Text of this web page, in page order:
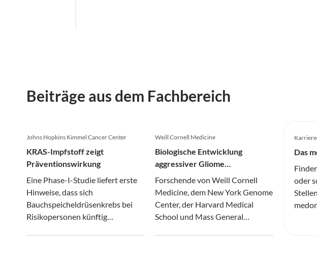
Beiträge aus dem Fachbereich
Johns Hopkins Kimmel Cancer Center
KRAS-Impfstoff zeigt
Präventionswirkung
Eine Phase-I-Studie liefert erste
Hinweise, dass sich
Bauchspeicheldrüsenkrebs bei
Risikopersonen künftig
Weill Cornell Medicine
Biologische Entwicklung
aggressiver Gliome
entschlüsselt
Forschende von Weill Cornell
Medicine, dem New York Genome
Center, der Harvard Medical
School und Mass General
Das
oder